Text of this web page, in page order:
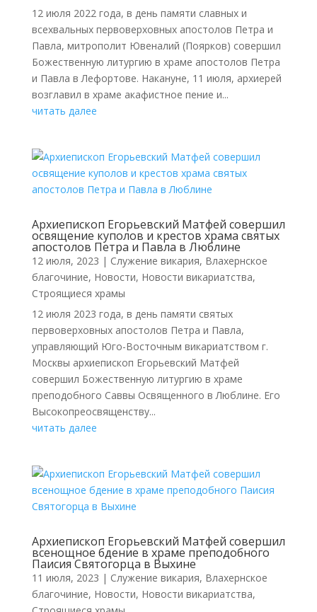
12 июля 2022 года, в день памяти славных и
всехвальных первоверховных апостолов Петра и
Павла, митрополит Ювеналий (Поярков) совершил
Божественную литургию в храме апостолов Петра
и Павла в Лефортове. Накануне, 11 июля, архиерей
возглавил в храме акафистное пение и...
читать далее
Архиепископ Егорьевский Матфей совершил
освящение куполов и крестов храма святых
апостолов Петра и Павла в Люблине
12 июля, 2023 | Cлужение викария, Влахернское
благочиние, Новости, Новости викариатства,
Строящиеся храмы
12 июля 2023 года, в день памяти святых
первоверховных апостолов Петра и Павла,
управляющий Юго-Восточным викариатством г.
Москвы архиепископ Егорьевский Матфей
совершил Божественную литургию в храме
преподобного Саввы Освященного в Люблине. Его
Высокопреосвященству...
читать далее
Архиепископ Егорьевский Матфей совершил
всенощное бдение в храме преподобного
Паисия Святогорца в Выхине
11 июля, 2023 | Cлужение викария, Влахернское
благочиние, Новости, Новости викариатства,